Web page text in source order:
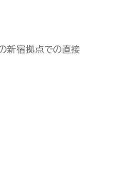
の新宿拠点での直接